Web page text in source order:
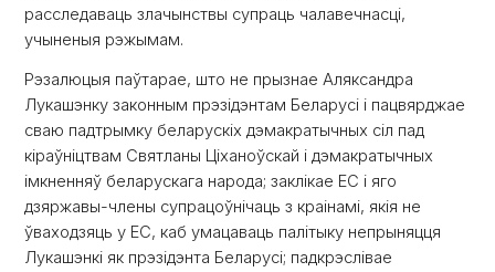
расследаваць злачынствы супраць чалавечнасці,
учыненыя рэжымам.
Рэзалюцыя паўтарае, што не прызнае Аляксандра
Лукашэнку законным прэзідэнтам Беларусі і пацвярджае
сваю падтрымку беларускіх дэмакратычных сіл пад
кіраўніцтвам Святланы Ціханоўскай і дэмакратычных
імкненняў беларускага народа; заклікае ЕС і яго
дзяржавы-члены супрацоўнічаць з краінамі, якія не
ўваходзяць у ЕС, каб умацаваць палітыку непрыняцця
Лукашэнкі як прэзідэнта Беларусі; падкрэслівае